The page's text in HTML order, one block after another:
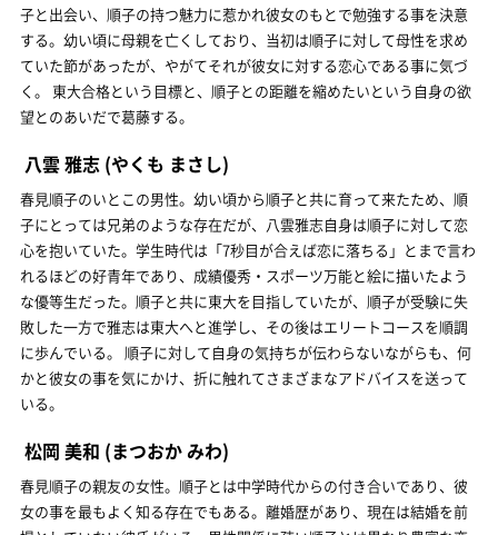
子と出会い、順子の持つ魅力に惹かれ彼女のもとで勉強する事を決意
する。幼い頃に母親を亡くしており、当初は順子に対して母性を求め
ていた節があったが、やがてそれが彼女に対する恋心である事に気づ
く。 東大合格という目標と、順子との距離を縮めたいという自身の欲
望とのあいだで葛藤する。
八雲 雅志 (やくも まさし)
春見順子のいとこの男性。幼い頃から順子と共に育って来たため、順
子にとっては兄弟のような存在だが、八雲雅志自身は順子に対して恋
心を抱いていた。学生時代は「7秒目が合えば恋に落ちる」とまで言わ
れるほどの好青年であり、成績優秀・スポーツ万能と絵に描いたよう
な優等生だった。順子と共に東大を目指していたが、順子が受験に失
敗した一方で雅志は東大へと進学し、その後はエリートコースを順調
に歩んでいる。 順子に対して自身の気持ちが伝わらないながらも、何
かと彼女の事を気にかけ、折に触れてさまざまなアドバイスを送って
いる。
松岡 美和 (まつおか みわ)
春見順子の親友の女性。順子とは中学時代からの付き合いであり、彼
女の事を最もよく知る存在でもある。離婚歴があり、現在は結婚を前